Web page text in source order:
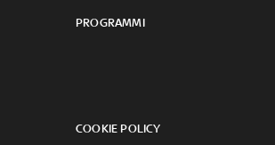
PROGRAMMI
COOKIE POLICY